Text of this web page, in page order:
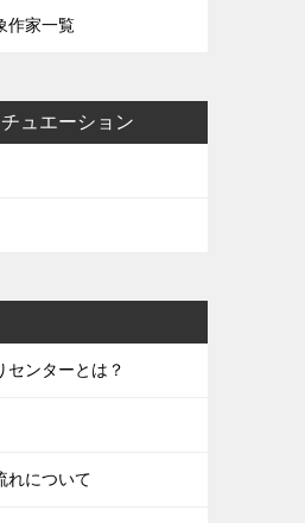
作家一覧
ュエーション
センターとは？
れについて